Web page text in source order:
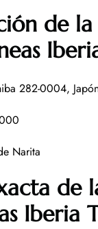
de
282-0004,
Narita
de
Iberia